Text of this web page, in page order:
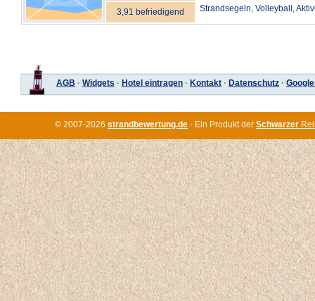
Strandsegeln, Volleyball,
3,91 befriedigend
AGB · Widgets · Hotel eintragen · Kontakt · Datenschutz ·
© 2007-2026 strandbewertung.de · Ein Produkt der Schwarzer